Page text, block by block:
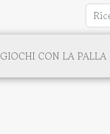
GIOCHI CON LA PALLA